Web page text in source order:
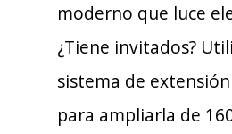
moderno que luce
¿Tiene invitados?
sistema de
para ampliarla de